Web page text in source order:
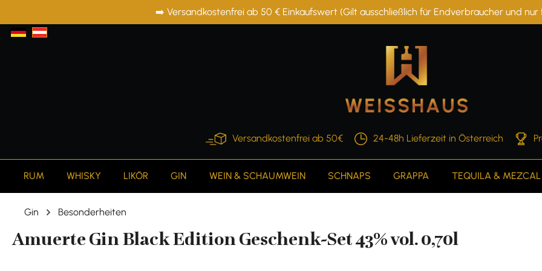
Zur Hauptnavigation springen➡️ Versandkostenfrei ab 50 € Einkaufswert (Gilt ausschließlich für Endverbraucher und
Versandkostenfrei ab 50€ 24-48h Lieferzeit in Österreich
RUM WHISKY LIKÖR GIN WEIN & SCHAUMWEIN SCHNAPS GRAPPA TEQUILA & MEZCAL
Gin Besonderheiten
Amuerte Gin Black Edition Geschenk-Set 43% vol. 0,70l